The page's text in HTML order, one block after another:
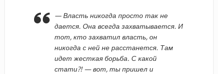
— Власть никогда просто так не
дается. Она всегда захватывается. И
тот, кто захватил власть, он
никогда с ней не расстанется. Там
идет жесткая борьба. С какой
стати?! — вот, ты пришел и